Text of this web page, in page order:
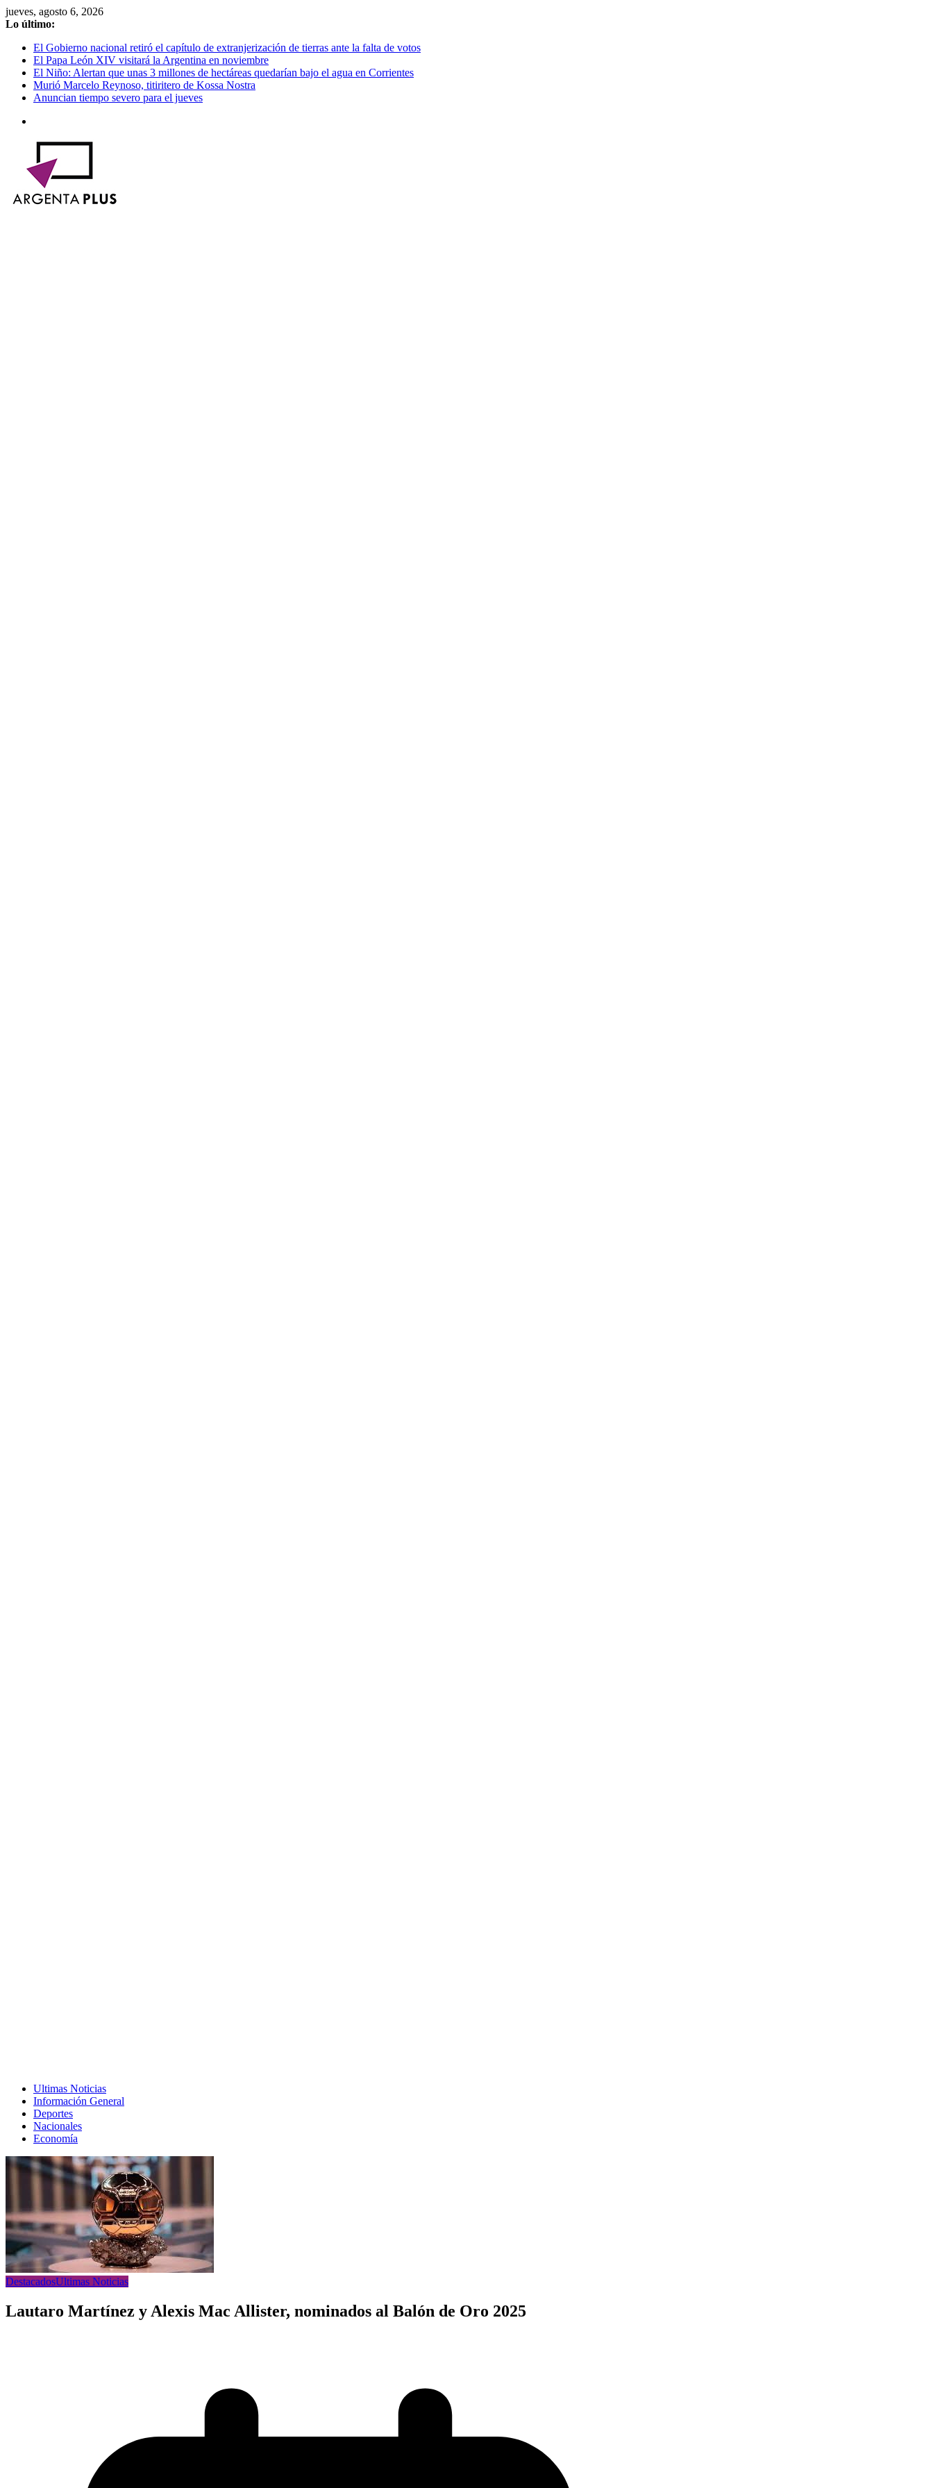
Saltar
al
jueves, agosto 6, 2026
Lo último:
El Gobierno nacional retiró el capítulo de extranjerización de tierras ante la falta de votos
El Papa León XIV visitará la Argentina en noviembre
El Niño: Alertan que unas 3 millones de hectáreas quedarían bajo el agua en Corrientes
Murió Marcelo Reynoso, titiritero de Kossa Nostra
Anuncian tiempo severo para el jueves
Ultimas Noticias
Información General
Deportes
Nacionales
Economía
DestacadosUltimas Noticias
Lautaro Martínez y Alexis Mac Allister, nominados al Balón de Oro 2025